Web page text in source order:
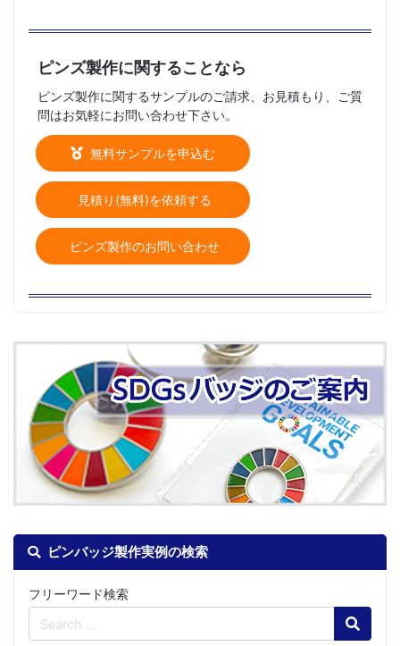
ピンバッジ製作実例の検索
フリーワード検索
Search
ピンズ製作に関することなら
ピンズ製作に関するサンプルのご請求、お見積もり、ご質
問はお気軽にお問い合わせ下さい。
無料サンプルを申込む
見積り(無料)を依頼する
ピンズ製作のお問い合わせ